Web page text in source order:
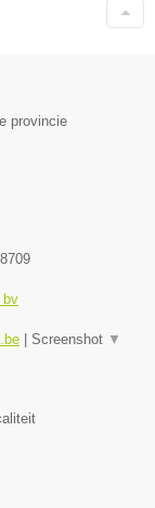
provincie
bv
Screenshot ▼